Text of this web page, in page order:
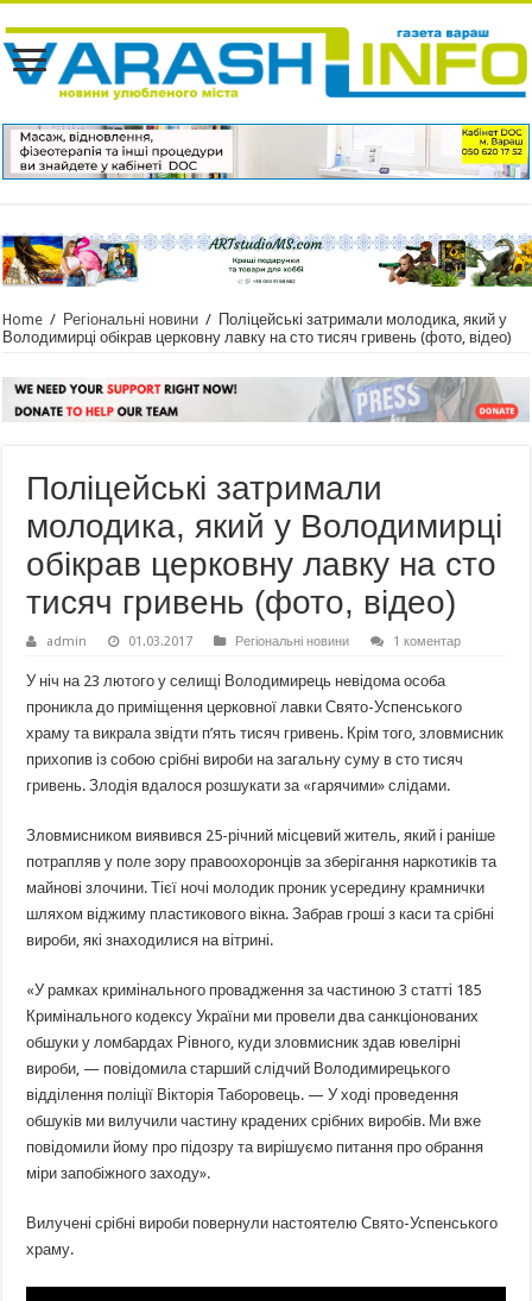
Home / Регіональні новини / Поліцейські затримали молодика, який у
Володимирці обікрав церковну лавку на сто тисяч гривень (фото, відео)
Поліцейські затримали
молодика, який у Володимирці
обікрав церковну лавку на сто
тисяч гривень (фото, відео)
admin 01.03.2017 Регіональні новини 1 коментар
У ніч на 23 лютого у селищі Володимирець невідома особа
проникла до приміщення церковної лавки Свято-Успенського
храму та викрала звідти п’ять тисяч гривень. Крім того, зловмисник
прихопив із собою срібні вироби на загальну суму в сто тисяч
гривень. Злодія вдалося розшукати за «гарячими» слідами.
Зловмисником виявився 25-річний місцевий житель, який і раніше
потрапляв у поле зору правоохоронців за зберігання наркотиків та
майнові злочини. Тієї ночі молодик проник усередину крамнички
шляхом віджиму пластикового вікна. Забрав гроші з каси та срібні
вироби, які знаходилися на вітрині.
«У рамках кримінального провадження за частиною 3 статті 185
Кримінального кодексу України ми провели два санкціонованих
обшуки у ломбардах Рівного, куди зловмисник здав ювелірні
вироби, — повідомила старший слідчий Володимирецького
відділення поліції Вікторія Таборовець. — У ході проведення
обшуків ми вилучили частину крадених срібних виробів. Ми вже
повідомили йому про підозру та вирішуємо питання про обрання
міри запобіжного заходу».
Вилучені срібні вироби повернули настоятелю Свято-Успенського
храму.